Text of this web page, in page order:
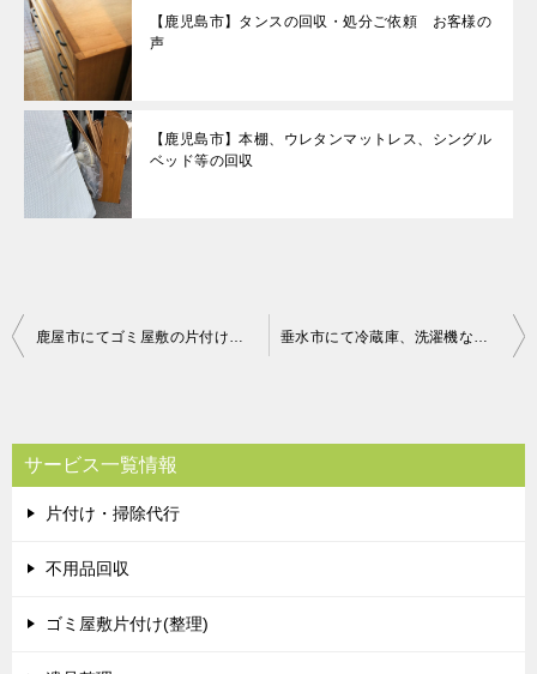
【鹿児島市】タンスの回収・処分ご依頼 お客様の
声
【鹿児島市】本棚、ウレタンマットレス、シングル
ベッド等の回収
投
ビ
ゲ
ー
シ
鹿屋市にてゴミ屋敷の片付けのご依頼 お客様の声 垂水市にて冷蔵庫、洗濯機などの回収処分 お客様の声
サービス一覧情報
片付け・掃除代行
不用品回収
ゴミ屋敷片付け(整理)